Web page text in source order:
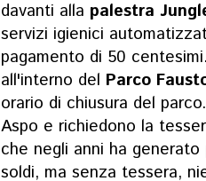
davanti alla palestra
servizi igienici
pagamento di 50
all'interno del Parco
orario di chiusura del
Aspo e richiedono la
che negli anni ha
soldi, ma senza tessera,